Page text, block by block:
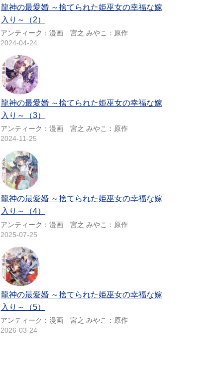
龍神の最愛婚 ～捨てられた姫巫女の幸福な嫁
入り～（2）
アンティーク：漫画 宮之 みやこ：原作
2024-04-24
龍神の最愛婚 ～捨てられた姫巫女の幸福な嫁
入り～（3）
アンティーク：漫画 宮之 みやこ：原作
2024-11-25
龍神の最愛婚 ～捨てられた姫巫女の幸福な嫁
入り～（4）
アンティーク：漫画 宮之 みやこ：原作
2025-07-25
龍神の最愛婚 ～捨てられた姫巫女の幸福な嫁
入り～（5）
アンティーク：漫画 宮之 みやこ：原作
2026-03-24